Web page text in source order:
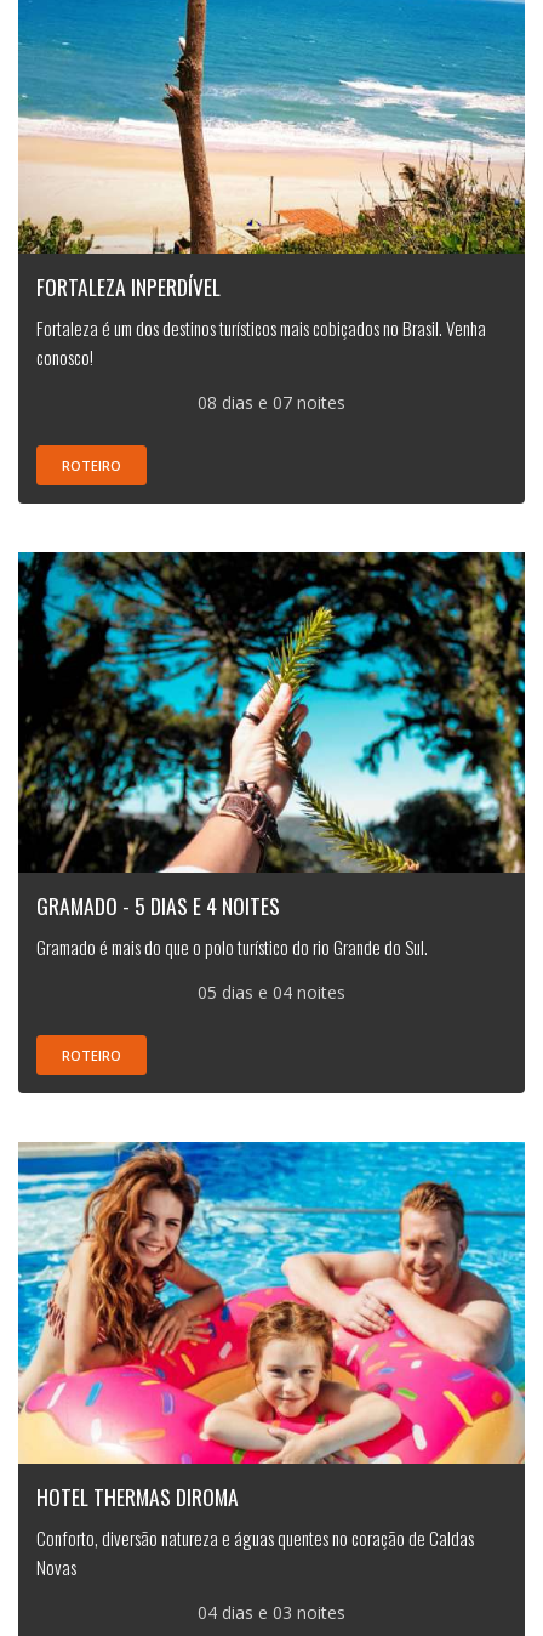
FORTALEZA INPERDÍVEL
Fortaleza é um dos destinos turísticos mais cobiçados no Brasil. Venha
conosco!
08 dias e 07 noites
ROTEIRO
GRAMADO - 5 DIAS E 4 NOITES
Gramado é mais do que o polo turístico do rio Grande do Sul.
05 dias e 04 noites
ROTEIRO
HOTEL THERMAS DIROMA
Conforto, diversão natureza e águas quentes no coração de Caldas
Novas
04 dias e 03 noites